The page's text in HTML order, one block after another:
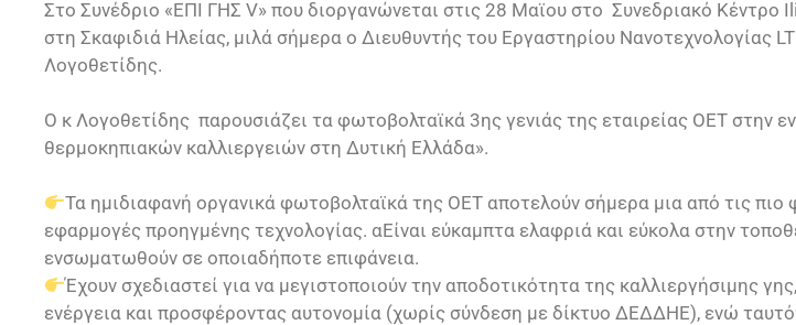
Στο Συνέδριο «ΕΠΙ ΓΗΣ V» που διοργανώνεται στις 28 Μαϊου στο Συνεδριακό Κέντρο
στη Σκαφιδιά Ηλείας, μιλά σήμερα ο Διευθυντής του Εργαστηρίου Νανοτεχνολογίας
Λογοθετίδης.
Ο κ Λογοθετίδης παρουσιάζει τα φωτοβολταϊκά 3ης γενιάς της εταιρείας ΟΕΤ στην
θερμοκηπιακών καλλιεργειών στη Δυτική Ελλάδα».
Τα ημιδιαφανή οργανικά φωτοβολταϊκά της ΟΕΤ αποτελούν σήμερα μια από τις πιο
εφαρμογές προηγμένης τεχνολογίας. αΕίναι εύκαμπτα ελαφριά και εύκολα στην
ενσωματωθούν σε οποιαδήποτε επιφάνεια.
Έχουν σχεδιαστεί για να μεγιστοποιούν την αποδοτικότητα της καλλιεργήσιμης
ενέργεια και προσφέροντας αυτονομία (χωρίς σύνδεση με δίκτυο ΔΕΔΔΗΕ), ενώ